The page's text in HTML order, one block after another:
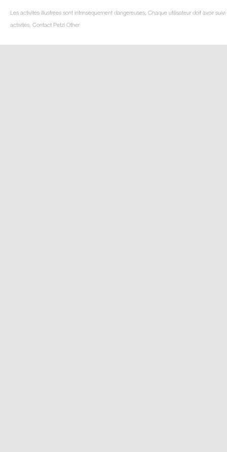
Les activités illustrées sont intrinsèquement dangereuses. Chaque utilisateur doit avoir
activités. Contact Petzl Other